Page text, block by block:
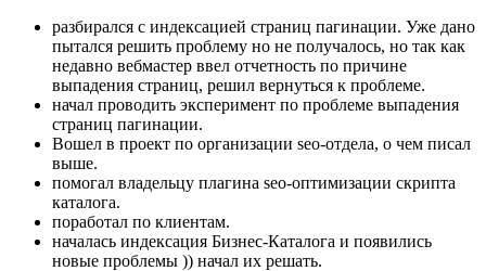
разбирался с индексацией страниц пагинации. Уже дано
пытался решить проблему но не получалось, но так как
недавно вебмастер ввел отчетность по причине
выпадения страниц, решил вернуться к проблеме.
начал проводить эксперимент по проблеме выпадения
страниц пагинации.
Вошел в проект по организации seo-отдела, о чем писал
выше.
помогал владельцу плагина seo-оптимизации скрипта
каталога.
поработал по клиентам.
началась индексация Бизнес-Каталога и появились
новые проблемы )) начал их решать.